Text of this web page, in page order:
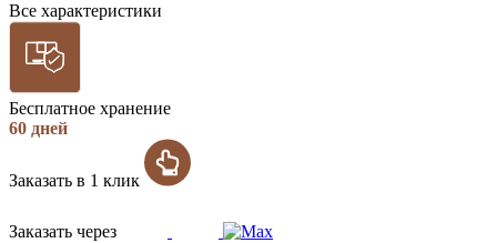
Все характеристики
Бесплатное хранение
60 дней
Заказать в 1 клик
Заказать через